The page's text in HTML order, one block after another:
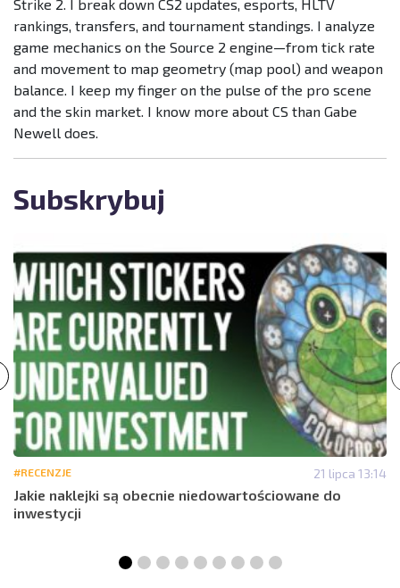
Strike 2. I break down CS2 updates, esports, HLTV
rankings, transfers, and tournament standings. I analyze
game mechanics on the Source 2 engine—from tick rate
and movement to map geometry (map pool) and weapon
balance. I keep my finger on the pulse of the pro scene
and the skin market. I know more about CS than Gabe
Newell does.
Subskrybuj
#RECENZJE 21 lipca 13:14
Jakie naklejki są obecnie niedowartościowane do
inwestycji